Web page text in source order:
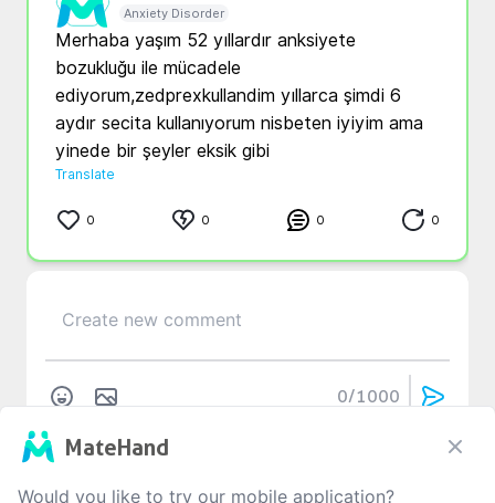
Anxiety Disorder
Merhaba yaşım 52 yıllardır anksiyete
bozukluğu ile mücadele
ediyorum,zedprexkullandim yıllarca şimdi 6
aydır secita kullanıyorum nisbeten iyiyim ama
yinede bir şeyler eksik gibi
Translate
0 0 0 0
0/1000
MateHand
Would you like to try our mobile application?